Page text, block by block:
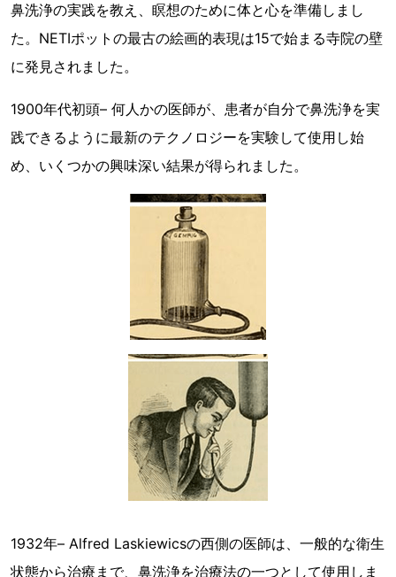
鼻洗浄の実践を教え、瞑想のために体と心を準備しまし
た。NETIポットの最古の絵画的表現は15で始まる寺院の壁
に発見されました。
1900年代初頭– 何人かの医師が、患者が自分で鼻洗浄を実
践できるように最新のテクノロジーを実験して使用し始
め、いくつかの興味深い結果が得られました。
1932年– Alfred Laskiewicsの西側の医師は、一般的な衛生
状態から治療まで、鼻洗浄を治療法の一つとして使用しま